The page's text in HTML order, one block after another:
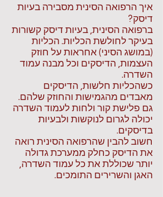
איך הרפואה הסינית מסבירה בעיות
דיסק?
ברפואה הסינית, בעיות דיסק קשורות
בעיקר לחולשת הכליות. הכליות
(במושג הסיני) אחראות על חוזק
העצמות, הדיסקים וכל מבנה עמוד
השדרה.
כשהכליות חלשות, הדיסקים
מאבדים מהגמישות והחוזק שלהם.
גם פלישת קור ולחות לעמוד השדרה
יכולה לגרום לנוקשות ולבעיות
בדיסקים.
חשוב להבין שהרפואה הסינית רואה
את הדיסק כחלק ממערכת גדולה
יותר שכוללת את כל עמוד השדרה,
האגן והשרירים התומכים.